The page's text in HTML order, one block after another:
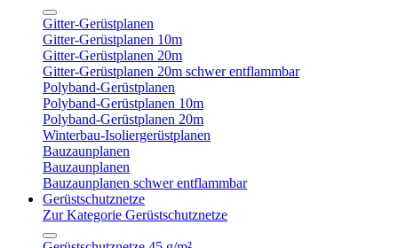
Gitter-Gerüstplanen
Gitter-Gerüstplanen 10m
Gitter-Gerüstplanen 20m
Gitter-Gerüstplanen 20m schwer entflammbar
Polyband-Gerüstplanen
Polyband-Gerüstplanen 10m
Polyband-Gerüstplanen 20m
Winterbau-Isoliergerüstplanen
Bauzaunplanen
Bauzaunplanen
Bauzaunplanen schwer entflammbar
Gerüstschutznetze
Zur Kategorie Gerüstschutznetze